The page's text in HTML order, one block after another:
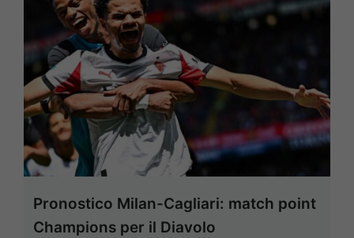
Pronostico Milan-Cagliari: match point
Champions per il Diavolo